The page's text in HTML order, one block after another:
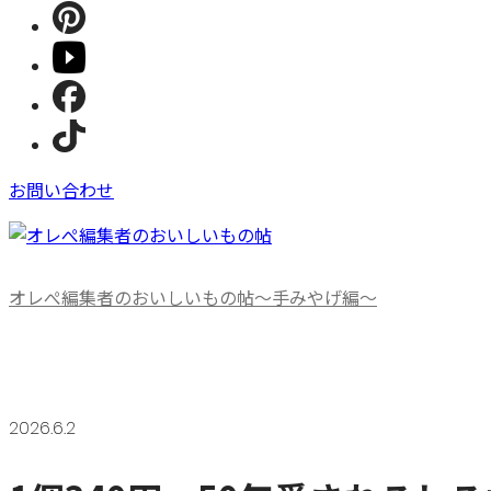
お問い合わせ
オレぺ編集者のおいしいもの帖～手みやげ編～
2026.6.2